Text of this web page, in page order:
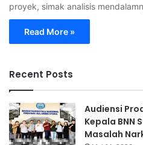
proyek, simak analisis
Read More »
Recent Posts
Audiensi
Kepala BNN
Masalah